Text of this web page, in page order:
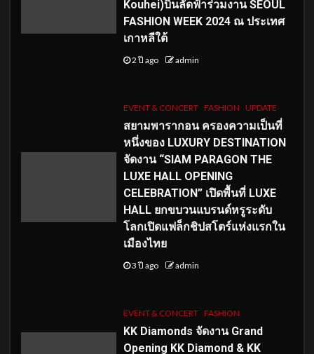
Kouhei)บินลัดฟ้าร่วมงาน SEOUL
FASHION WEEK 2024 ณ ประเทศ
เกาหลีใต้
2 ปี ago admin
EVENT & CONCERT FASHION UPDATE
สยามพารากอน ครองความเป็นที่
หนึ่งของ LUXURY DESTINATION
จัดงาน “SIAM PARAGON THE
LUXE HALL OPENING
CELEBRATION” เปิดพื้นที่ LUXE
HALL ยกขบวนแบรนด์หรูระดับ
โลกเปิดแฟล็กชิปสโตร์แห่งแรกใน
เมืองไทย
3 ปี ago admin
EVENT & CONCERT FASHION
KK Diamonds จัดงาน Grand
Opening KK Diamond & KK